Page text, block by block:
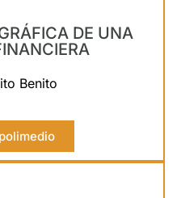
DE UNA
Benito